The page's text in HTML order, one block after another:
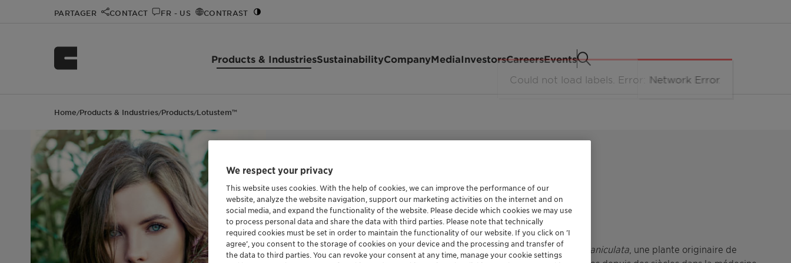
PARTAGER CONTACT FR - US CONTRAST
Products & IndustriesSustainabilityCompanyMediaInvestorsCareersEvents
Home/Products & Industries/Products/Lotustem™
Lotustem™
LotuStem™ est un actif naturel extrait de l’Andrographis paniculata , une plante originaire de
We respect your privacy
This website uses cookies. With the help of cookies, we can improve the performance of our
website, analyze the website navigation, support our marketing activities on the internet and on
social media, and expand the functionality of the website. Please decide which cookies we may use
to process personal data and share the data with third parties. Please note that technically
required cookies must be set in order to maintain the functionality of our website. If you click on ’I
agree’, you consent to the storage of cookies on your device and the processing and transfer of
the data to third parties. You can revoke your consent at any time, manage your cookie settings